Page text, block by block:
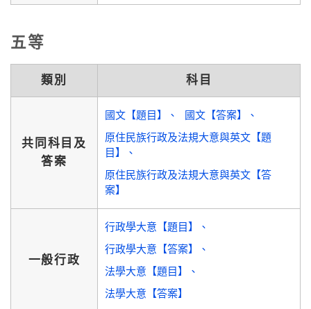
五等
類別 科目
共同科目及
答案
國文【題目】
國文【答案】
原住民族行政及法規大意與英文【題
目】
原住民族行政及法規大意與英文【答
案】
一般行政
行政學大意【題目】
行政學大意【答案】
法學大意【題目】
法學大意【答案】